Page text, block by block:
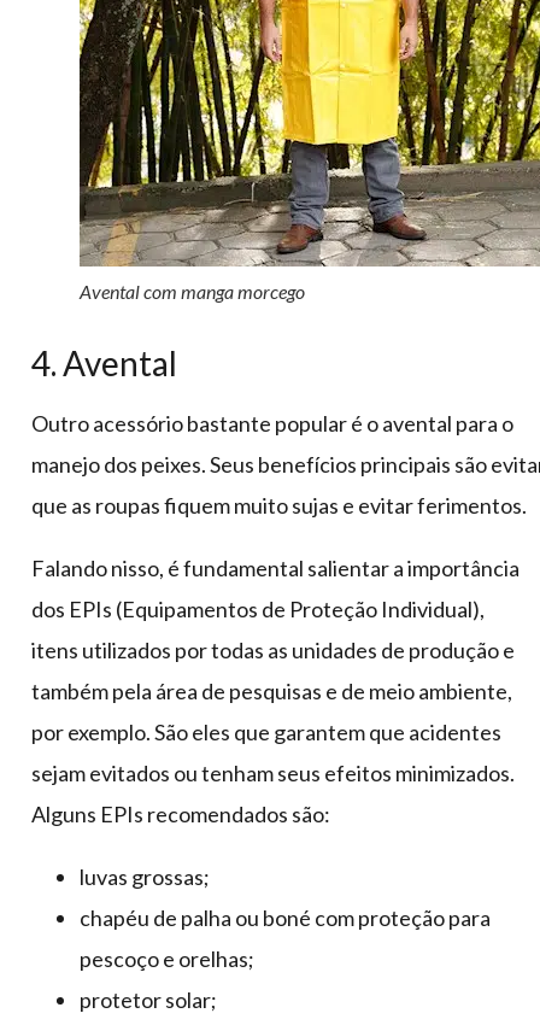
Avental com manga morcego
4. Avental
Outro acessório bastante popular é o avental para o
manejo dos peixes. Seus benefícios principais são
que as roupas fiquem muito sujas e evitar ferimentos.
Falando nisso, é fundamental salientar a importância
dos EPIs (Equipamentos de Proteção Individual),
itens utilizados por todas as unidades de produção e
também pela área de pesquisas e de meio ambiente,
por exemplo. São eles que garantem que acidentes
sejam evitados ou tenham seus efeitos minimizados.
Alguns EPIs recomendados são:
luvas grossas;
chapéu de palha ou boné com proteção para
pescoço e orelhas;
protetor solar;